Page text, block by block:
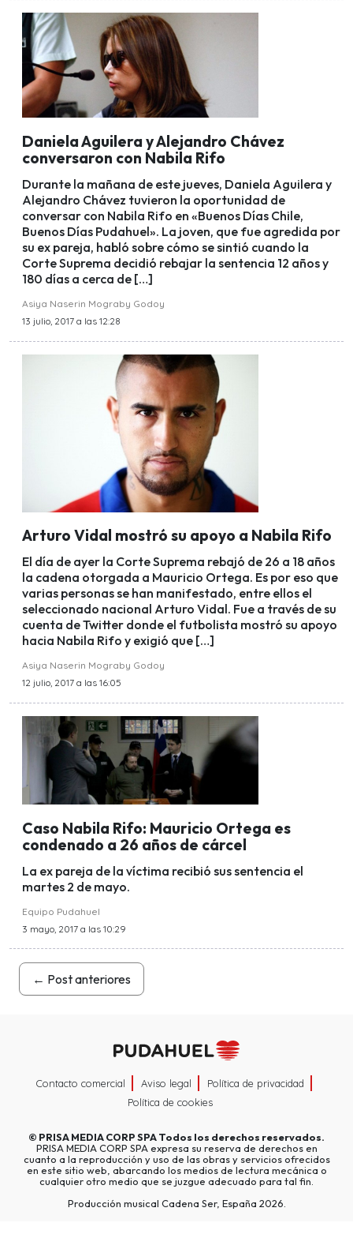
Daniela Aguilera y Alejandro Chávez
conversaron con Nabila Rifo
Durante la mañana de este jueves, Daniela Aguilera y
Alejandro Chávez tuvieron la oportunidad de
conversar con Nabila Rifo en «Buenos Días Chile,
Buenos Días Pudahuel». La joven, que fue agredida por
su ex pareja, habló sobre cómo se sintió cuando la
Corte Suprema decidió rebajar la sentencia 12 años y
180 días a cerca de […]
Asiya Naserin Mograby Godoy
13 julio, 2017 a las 12:28
Arturo Vidal mostró su apoyo a Nabila Rifo
El día de ayer la Corte Suprema rebajó de 26 a 18 años
la cadena otorgada a Mauricio Ortega. Es por eso que
varias personas se han manifestado, entre ellos el
seleccionado nacional Arturo Vidal. Fue a través de su
cuenta de Twitter donde el futbolista mostró su apoyo
hacia Nabila Rifo y exigió que […]
Asiya Naserin Mograby Godoy
12 julio, 2017 a las 16:05
Caso Nabila Rifo: Mauricio Ortega es
condenado a 26 años de cárcel
La ex pareja de la víctima recibió sus sentencia el
martes 2 de mayo.
Equipo Pudahuel
3 mayo, 2017 a las 10:29
← Post anteriores
Contacto comercial Aviso legal
Política de privacidad
Política de cookies
© PRISA MEDIA CORP SPATodos los derechos reservados.
PRISA MEDIA CORP SPA expresa su reserva de derechos en
cuanto a la reproducción y uso de las obras y servicios ofrecidos
en este sitio web, abarcando los medios de lectura mecánica o
cualquier otro medio que se juzgue adecuado para tal fin.
Producción musical Cadena Ser, España 2026.